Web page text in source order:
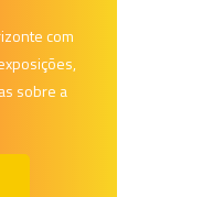
com
sobre a